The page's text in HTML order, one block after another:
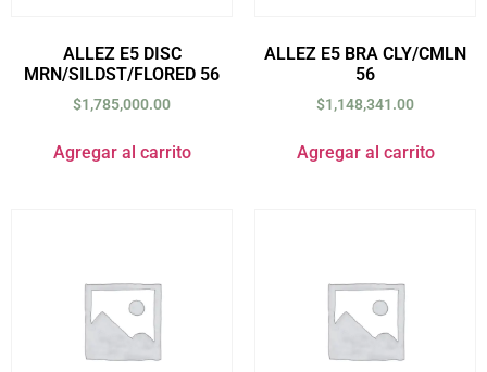
ALLEZ E5 DISC
MRN/SILDST/FLORED 56
$1,785,000.00
Agregar al carrito
ALLEZ E5 BRA CLY/CMLN
56
$1,148,341.00
Agregar al carrito